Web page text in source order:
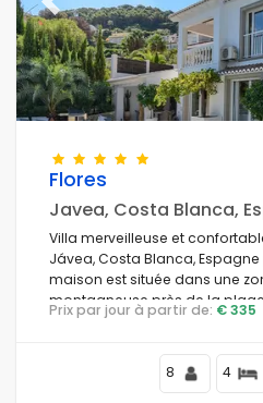
Previous
Flores
Javea, Costa Blanca,
Villa merveilleuse et
Jávea, Costa Blanca,
maison est située dans une
montagneuse près de la
La Barraca, Jávea et à 0,5 km
Prix par jour à partir de: € 335
8 4